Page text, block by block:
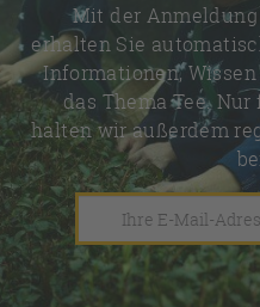
Mit der Anmeldung
erhalten Sie
Informationen,
das Thema Tee.
halten wir außerdem